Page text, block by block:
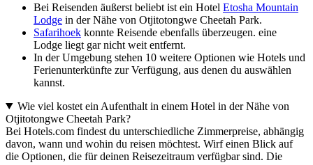
Bei Reisenden äußerst beliebt ist ein Hotel Etosha Mountain
Lodge in der Nähe von Otjitotongwe Cheetah Park.
Safarihoek konnte Reisende ebenfalls überzeugen. eine
Lodge liegt gar nicht weit entfernt.
In der Umgebung stehen 10 weitere Optionen wie Hotels und
Ferienunterkünfte zur Verfügung, aus denen du auswählen
kannst.
Wie viel kostet ein Aufenthalt in einem Hotel in der Nähe von
Otjitotongwe Cheetah Park?
Bei Hotels.com findest du unterschiedliche Zimmerpreise, abhängig
davon, wann und wohin du reisen möchtest. Wirf einen Blick auf
die Optionen, die für deinen Reisezeitraum verfügbar sind. Die